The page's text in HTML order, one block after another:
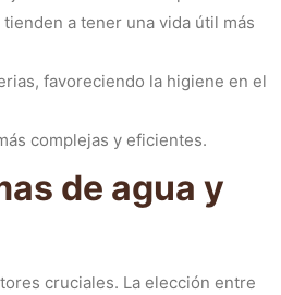
a tener una vida útil más
favoreciendo la higiene en el
complejas y eficientes.
de agua y
cruciales. La elección entre